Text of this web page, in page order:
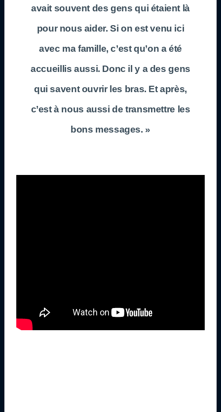
avait souvent des gens qui étaient là
pour nous aider. Si on est venu ici
avec ma famille, c’est qu’on a été
accueillis aussi. Donc il y a des gens
qui savent ouvrir les bras. Et après,
c’est à nous aussi de transmettre les
bons messages. »